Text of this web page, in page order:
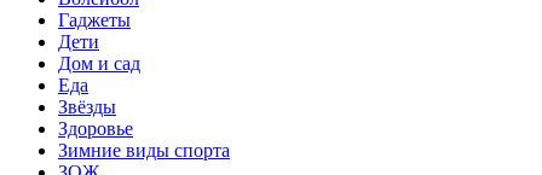
Гаджеты
Дети
Дом и сад
Еда
Звёзды
Здоровье
Зимние виды спорта